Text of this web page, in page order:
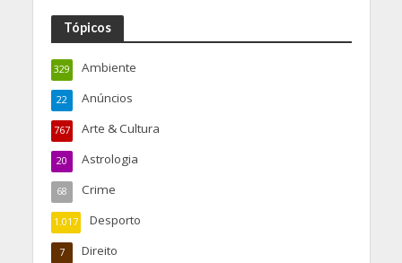
Tópicos
Ambiente
329
Anúncios
22
Arte & Cultura
767
Astrologia
20
Crime
68
Desporto
1.017
Direito
7